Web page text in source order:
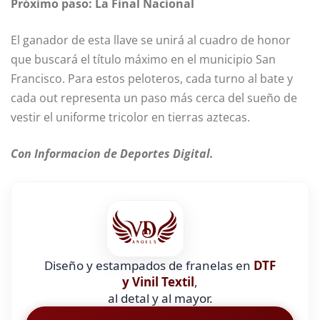
Próximo paso: La Final Nacional
El ganador de esta llave se unirá al cuadro de honor
que buscará el título máximo en el municipio San
Francisco. Para estos peloteros, cada turno al bate y
cada out representa un paso más cerca del sueño de
vestir el uniforme tricolor en tierras aztecas.
Con Informacion de Deportes Digital.
Diseño y estampados de franelas en DTF
y Vinil Textil,
al detal y al mayor.